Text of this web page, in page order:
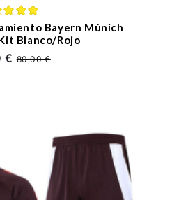
Bayern Múnich
Blanco/Rojo
€80,00 €